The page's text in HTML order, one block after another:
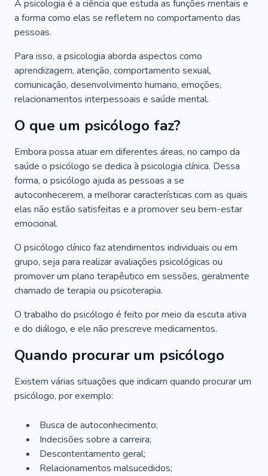
A psicologia é a ciência que estuda as funções mentais e
a forma como elas se refletem no comportamento das
pessoas.
Para isso, a psicologia aborda aspectos como
aprendizagem, atenção, comportamento sexual,
comunicação, desenvolvimento humano, emoções,
relacionamentos interpessoais e saúde mental.
O que um psicólogo faz?
Embora possa atuar em diferentes áreas, no campo da
saúde o psicólogo se dedica à psicologia clínica. Dessa
forma, o psicólogo ajuda as pessoas a se
autoconhecerem, a melhorar características com as quais
elas não estão satisfeitas e a promover seu bem-estar
emocional.
O psicólogo clínico faz atendimentos individuais ou em
grupo, seja para realizar avaliações psicológicas ou
promover um plano terapêutico em sessões, geralmente
chamado de terapia ou psicoterapia.
O trabalho do psicólogo é feito por meio da escuta ativa
e do diálogo, e ele não prescreve medicamentos.
Quando procurar um psicólogo
Existem várias situações que indicam quando procurar um
psicólogo, por exemplo:
Busca de autoconhecimento;
Indecisões sobre a carreira;
Descontentamento geral;
Relacionamentos malsucedidos;